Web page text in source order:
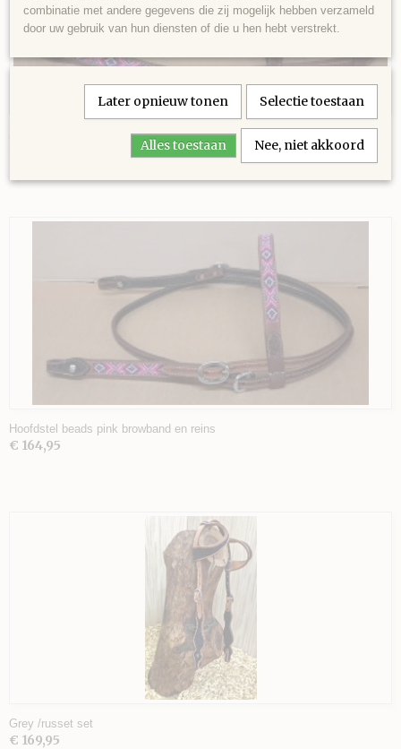
2 ear beads met reins pink
Hoofdstel beads pink browband en reins
€ 164,95
Grey /russet set
€ 169,95
combinatie met andere gegevens die zij mogelijk hebben verzameld
door uw gebruik van hun diensten of die u hen hebt verstrekt.
Later opnieuw tonen Selectie toestaan
Alles toestaan Nee, niet akkoord